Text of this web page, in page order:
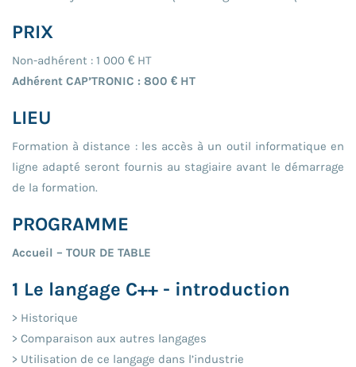
PRIX
Non-adhérent : 1 000 € HT
Adhérent CAP’TRONIC : 800 € HT
LIEU
Formation à distance : les accès à un outil informatique en
ligne adapté seront fournis au stagiaire avant le démarrage
de la formation.
PROGRAMME
Accueil – TOUR DE TABLE
1 Le langage C++ - introduction
> Historique
> Comparaison aux autres langages
> Utilisation de ce langage dans l’industrie